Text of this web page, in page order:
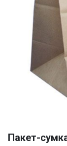
of
Пакет-